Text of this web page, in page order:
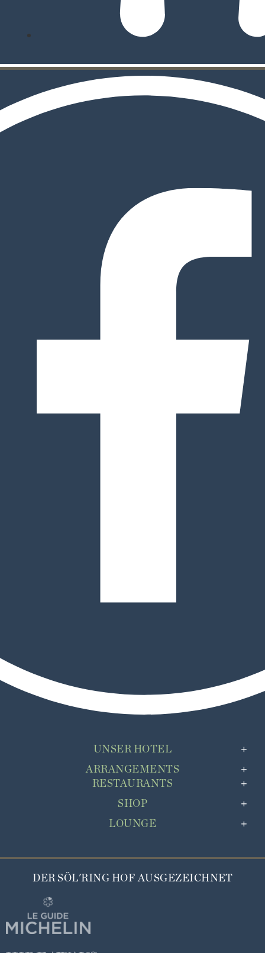
UNSER HOTEL
ARRANGEMENTS
RESTAURANTS
SHOP
LOUNGE
DER SÖL'RING HOF AUSGEZEICHNET